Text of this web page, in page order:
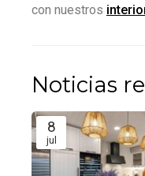
con nuestros
Noticias
8
jul